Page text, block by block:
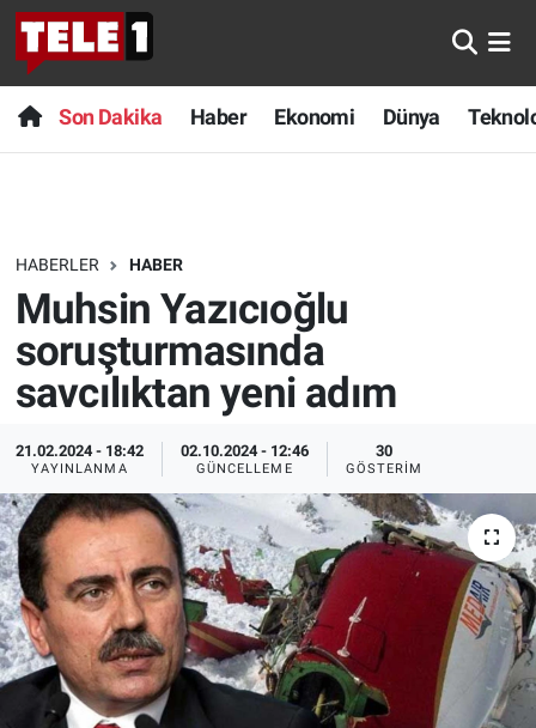
Son Dakika Haber Ekonomi Dünya
HABERLER HABER
Muhsin Yazıcıoğlu
soruşturmasında
savcılıktan yeni adım
21.02.2024 - 18:42
YAYINLANMA
02.10.2024 - 12:46
GÜNCELLEME
30
GÖSTERIM
Anında Manşet
Başka Sohbetler
Bilim turu
Bilim ve Teknoloji Evreni
Doğa Konuşuyor
Dünya
Ege Saati
Ege'den Esintiler
Eğitim
Eğlence
Son Dakika
Haber
Dünya
Teknoloji
Sağlık
Spor
Yayın Akışı
İletişim
Nöbetçi Eczaneler
Hava Durumu
Trafik Durumu
Süper Lig Puan Durumu ve Fikstür
Tüm Manşetler
Son Dakika Haberleri
Haber Arşivi